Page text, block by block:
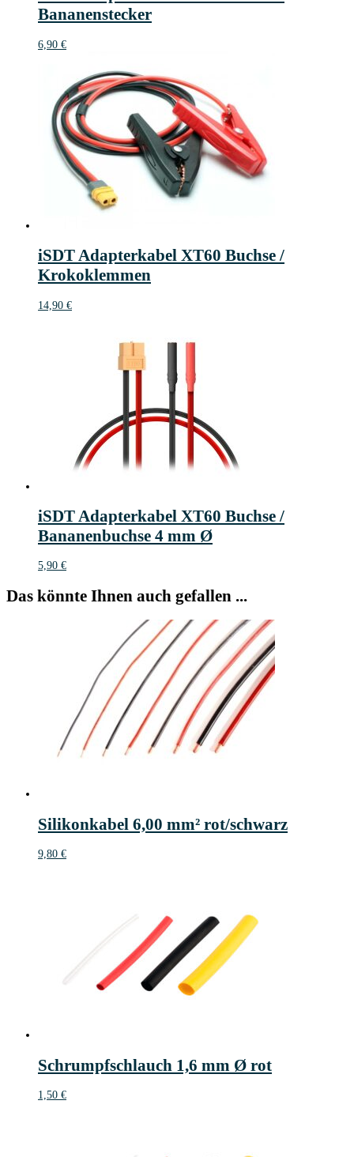
Bananenstecker
6,90 €
iSDT Adapterkabel XT60 Buchse /
Krokoklemmen
14,90 €
iSDT Adapterkabel XT60 Buchse /
Bananenbuchse 4 mm Ø
5,90 €
Das könnte Ihnen auch gefallen ...
Silikonkabel 6,00 mm² rot/schwarz
9,80 €
Schrumpfschlauch 1,6 mm Ø rot
1,50 €